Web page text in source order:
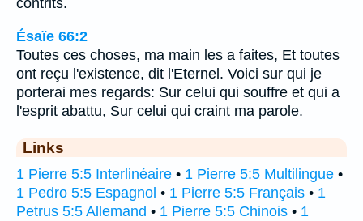
contrits.
Ésaïe 66:2
Toutes ces choses, ma main les a faites, Et toutes
ont reçu l'existence, dit l'Eternel. Voici sur qui je
porterai mes regards: Sur celui qui souffre et qui a
l'esprit abattu, Sur celui qui craint ma parole.
Links
1 Pierre 5:5 Interlinéaire • 1 Pierre 5:5 Multilingue •
1 Pedro 5:5 Espagnol • 1 Pierre 5:5 Français • 1
Petrus 5:5 Allemand • 1 Pierre 5:5 Chinois • 1